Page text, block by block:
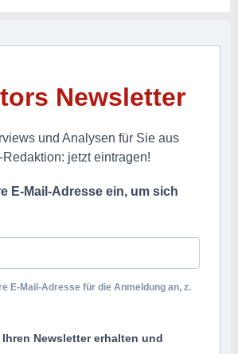
Newsletter
und Analysen für Sie aus
jetzt eintragen!
E-Mail-Adresse ein, um sich
E-Mail-Adresse für die Anmeldung an, z.
Newsletter erhalten und